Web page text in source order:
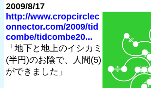
2009/8/17
http://www.cropcirclec
onnector.com/2009/tid
combe/tidcombe20...
「地下と地上のイシカミ
(半円)のお陰で、人間(5)
ができました」